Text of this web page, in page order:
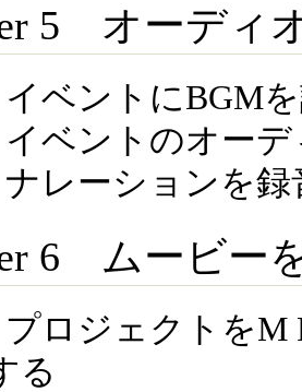
5 オーディ
ベントにBGMを
ベントのオーデ
レーションを録
6 ムービー
ロジェクトをM
る